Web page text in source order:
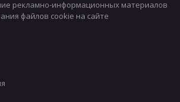
рекламно-информационных материалов
файлов cookie на сайте